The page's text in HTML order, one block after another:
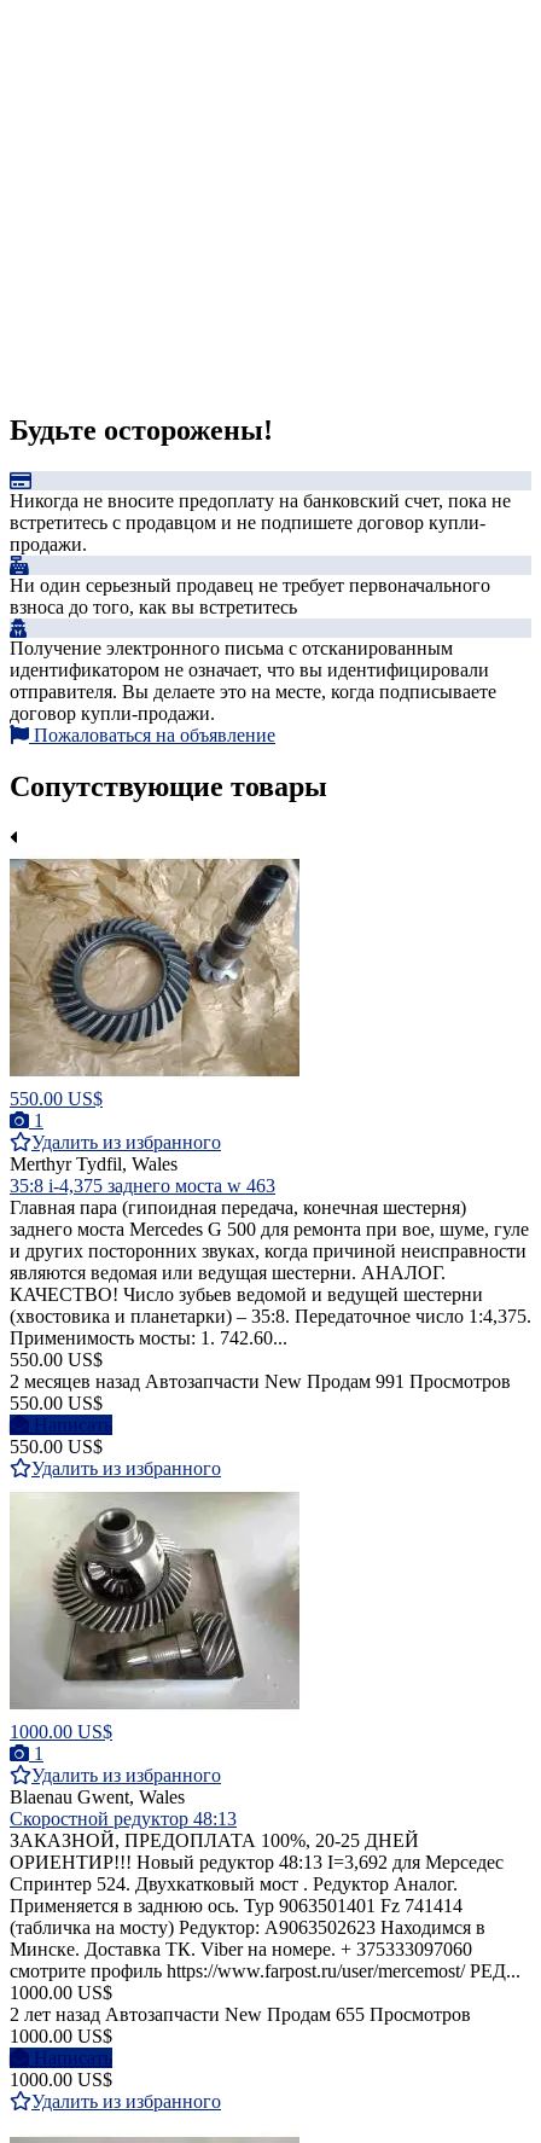
Будьте осторожены!
Никогда не вносите предоплату на банковский счет, пока не
встретитесь с продавцом и не подпишете договор купли-
продажи.
Ни один серьезный продавец не требует первоначального
взноса до того, как вы встретитесь
Получение электронного письма с отсканированным
идентификатором не означает, что вы идентифицировали
отправителя. Вы делаете это на месте, когда подписываете
договор купли-продажи.
Пожаловаться на объявление
Сопутствующие товары
550.00 US$
1
Удалить из избранного
Merthyr Tydfil, Wales
35:8 i-4,375 заднего моста w 463
Главная пара (гипоидная передача, конечная шестерня)
заднего моста Mercedes G 500 для ремонта при вое, шуме, гуле
и других посторонних звуках, когда причиной неисправности
являются ведомая или ведущая шестерни. АНАЛОГ.
КАЧЕСТВО! Число зубьев ведомой и ведущей шестерни
(хвостовика и планетарки) – 35:8. Передаточное число 1:4,375.
Применимость мосты: 1. 742.60...
550.00 US$
2 месяцев назад Автозапчасти New Продам 991 Просмотров
550.00 US$
Написать
550.00 US$
Удалить из избранного
1000.00 US$
1
Удалить из избранного
Blaenau Gwent, Wales
Скоростной редуктор 48:13
ЗАКАЗНОЙ, ПРЕДОПЛАТА 100%, 20-25 ДНЕЙ
ОРИЕНТИР!!! Новый редуктор 48:13 I=3,692 для Мерседес
Спринтер 524. Двухкатковый мост . Редуктор Аналог.
Применяется в заднюю ось. Typ 9063501401 Fz 741414
(табличка на мосту) Редуктор: A9063502623 Находимся в
Минске. Доставка ТК. Viber на номере. + 375333097060
смотрите профиль https://www.farpost.ru/user/mercemost/ РЕД...
1000.00 US$
2 лет назад Автозапчасти New Продам 655 Просмотров
1000.00 US$
Написать
1000.00 US$
Удалить из избранного